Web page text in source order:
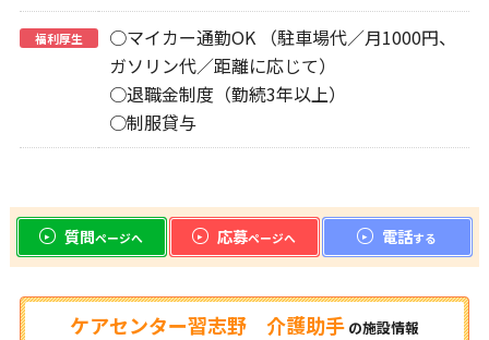
福利厚生
○マイカー通勤OK （駐車場代／月1000円、
ガソリン代／距離に応じて）
○退職金制度（勤続3年以上）
○制服貸与
質問ページへ 応募ページへ 電話する
ケアセンター習志野 介護助手 の施設情報